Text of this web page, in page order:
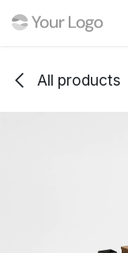
跳至内容
All products